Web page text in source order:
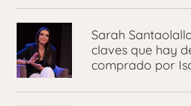
Sarah
claves que hay
comprado por